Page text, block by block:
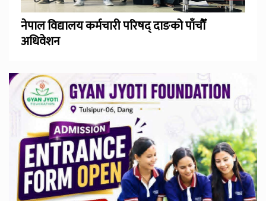
नेपाल विद्यालय कर्मचारी परिषद् दाङको पाँचौँ
अधिवेशन